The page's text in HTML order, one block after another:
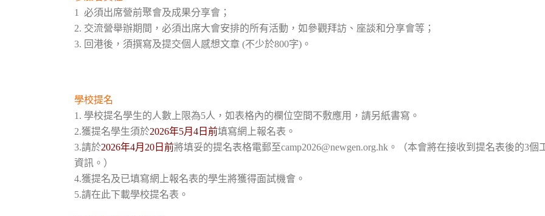
1 必須出席營前聚會及成果分享會；
2. 交流營舉辦期間，必須出席大會安排的所有活動，如參觀拜訪、座談和分享會等；
3. 回港後，須撰寫及提交個人感想文章 (不少於800字)。
學校提名
1. 學校提名學生的人數上限為5人，如表格內的欄位空間不敷應用，請另紙書寫。
2.獲提名學生須於2026年5月4日前填寫網上報名表。
3.請於2026年4月20日前將填妥的提名表格電郵至camp2026@newgen.org.hk。（本會將在接收到提名表後的3
資訊。）
4.獲提名及已填寫網上報名表的學生將獲得面試機會。
5.請在此下載學校提名表。